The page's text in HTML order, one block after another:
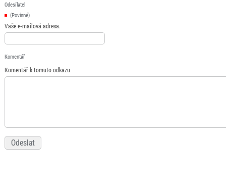
Odesílatel
(Povinné)
Vaše e-mailová adresa.
Komentář
Komentář k tomuto odkazu